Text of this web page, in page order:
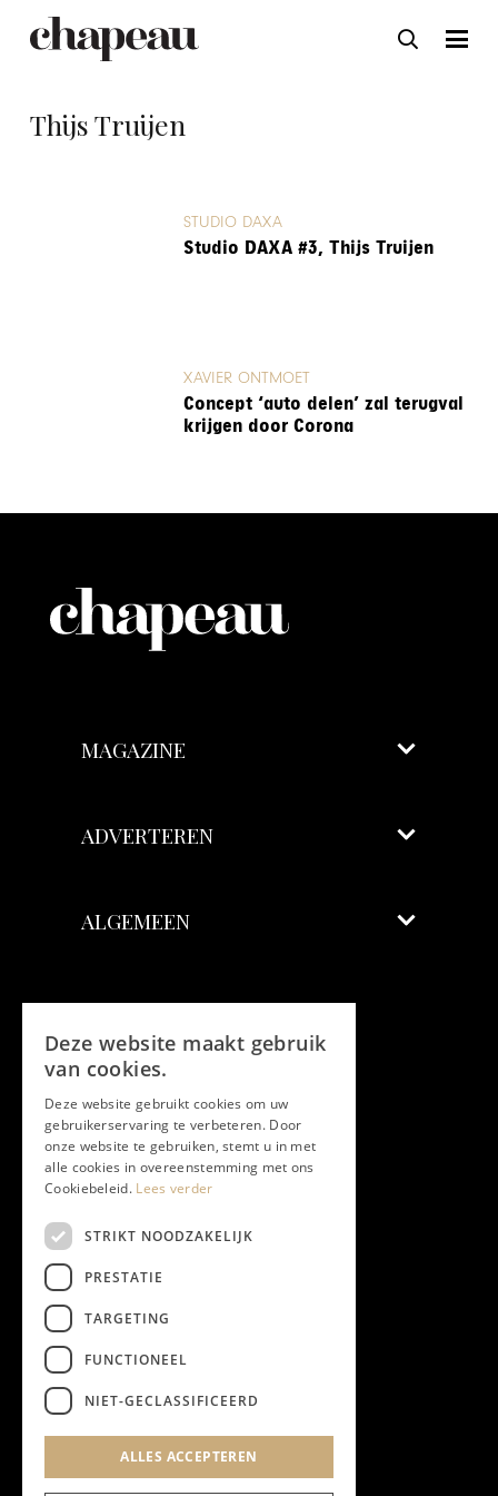
Thijs Truijen
STUDIO DAXA
Studio DAXA #3, Thijs Truijen
XAVIER ONTMOET
Concept ‘auto delen’ zal terugval
krijgen door Corona
MAGAZINE
ADVERTEREN
ALGEMEEN
Facebook
Twitter
Instagram
YouTube
NIEUWSBRIEF
Privacyverklaring
Deze website maakt gebruik
van cookies.
Deze website gebruikt cookies om uw
gebruikerservaring te verbeteren. Door
onze website te gebruiken, stemt u in met
alle cookies in overeenstemming met ons
Cookiebeleid. Lees verder
STRIKT NOODZAKELIJK
PRESTATIE
TARGETING
FUNCTIONEEL
NIET-GECLASSIFICEERD
ALLES ACCEPTEREN